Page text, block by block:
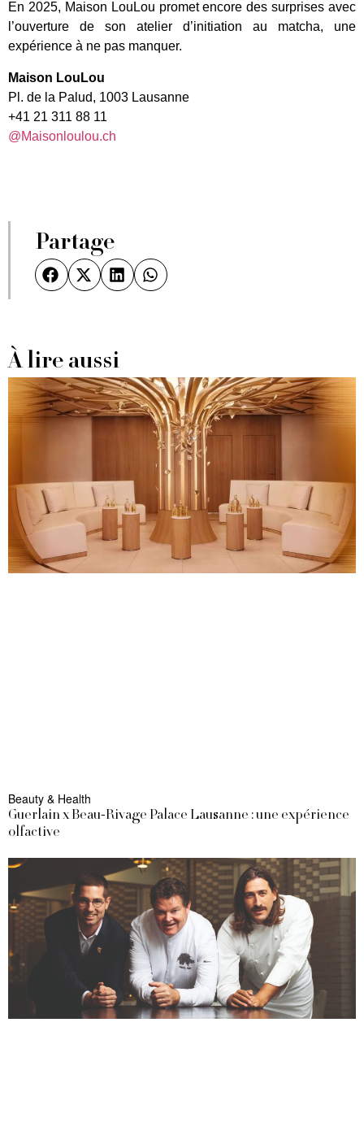
En 2025, Maison LouLou promet encore des surprises avec
l’ouverture de son atelier d’initiation au matcha, une
expérience à ne pas manquer.
Maison LouLou
Pl. de la Palud, 1003 Lausanne
+41 21 311 88 11
@Maisonloulou.ch
Partage
À lire aussi
Beauty & Health
Guerlain x Beau-Rivage Palace Lausanne : une expérience
olfactive